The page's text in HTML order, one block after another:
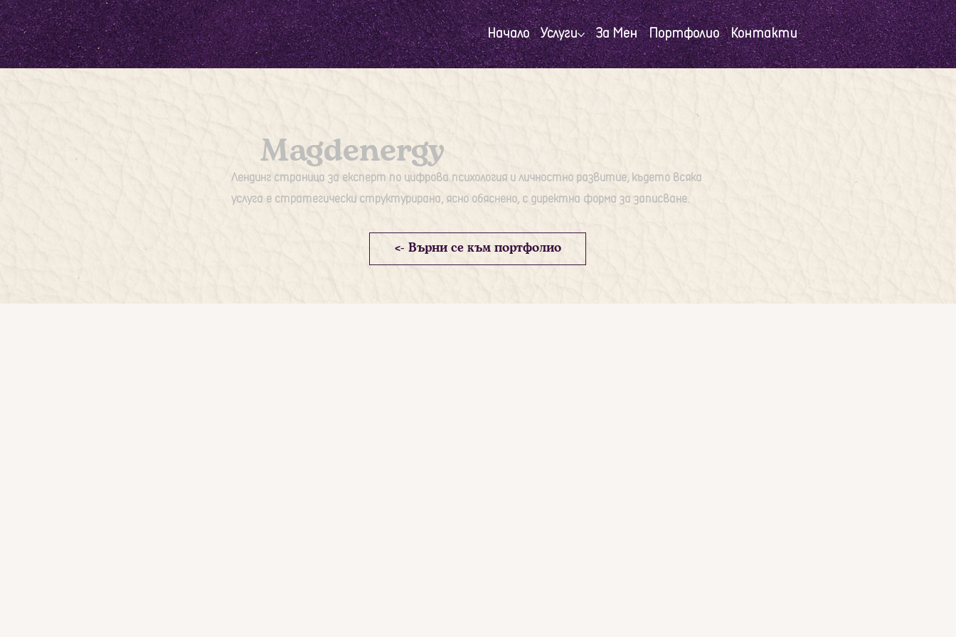
Начало Услуги За Мен Портфолио Контакти
Magdenergy
Лендинг страница за експерт по цифрова психология и личностно развитие, където всяка
услуга е стратегически структурирана, ясно обяснено, с директна форма за записване.
<- Върни се към портфолио